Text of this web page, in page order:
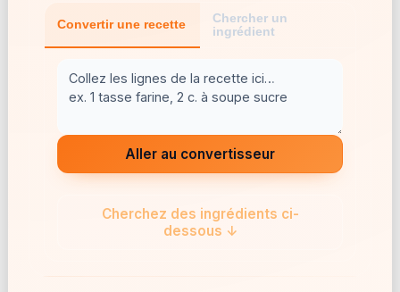
Convertir une recette
Chercher un
ingrédient
Aller au convertisseur
Cherchez des ingrédients ci-
dessous ↓